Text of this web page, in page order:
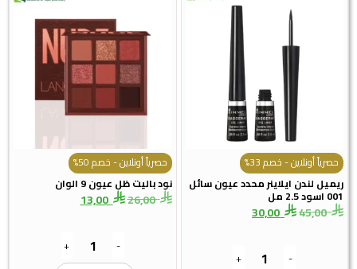
حصرياً أونلاين - خصم 33%
ريميل لندن ايلاينر محدد عيون سائل
001 اسود 2.5 مل
45,00
30,00
-
+
حصرياً أونلاين - خصم 50%
نود باليت ظل عيون 9 الوان
26,00
13,00
-
+